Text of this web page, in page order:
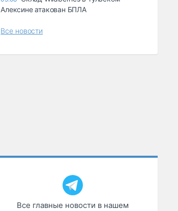
Алексине атакован БПЛА
Все новости
Все главные новости в нашем